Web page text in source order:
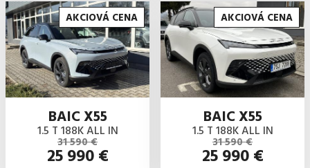
AKCIOVÁ CENA
BAIC X55
1.5 T 188K ALL IN
31 590 €
25 990 €
AKCIOVÁ CENA
BAIC X55
1.5 T 188K ALL IN
31 590 €
25 990 €